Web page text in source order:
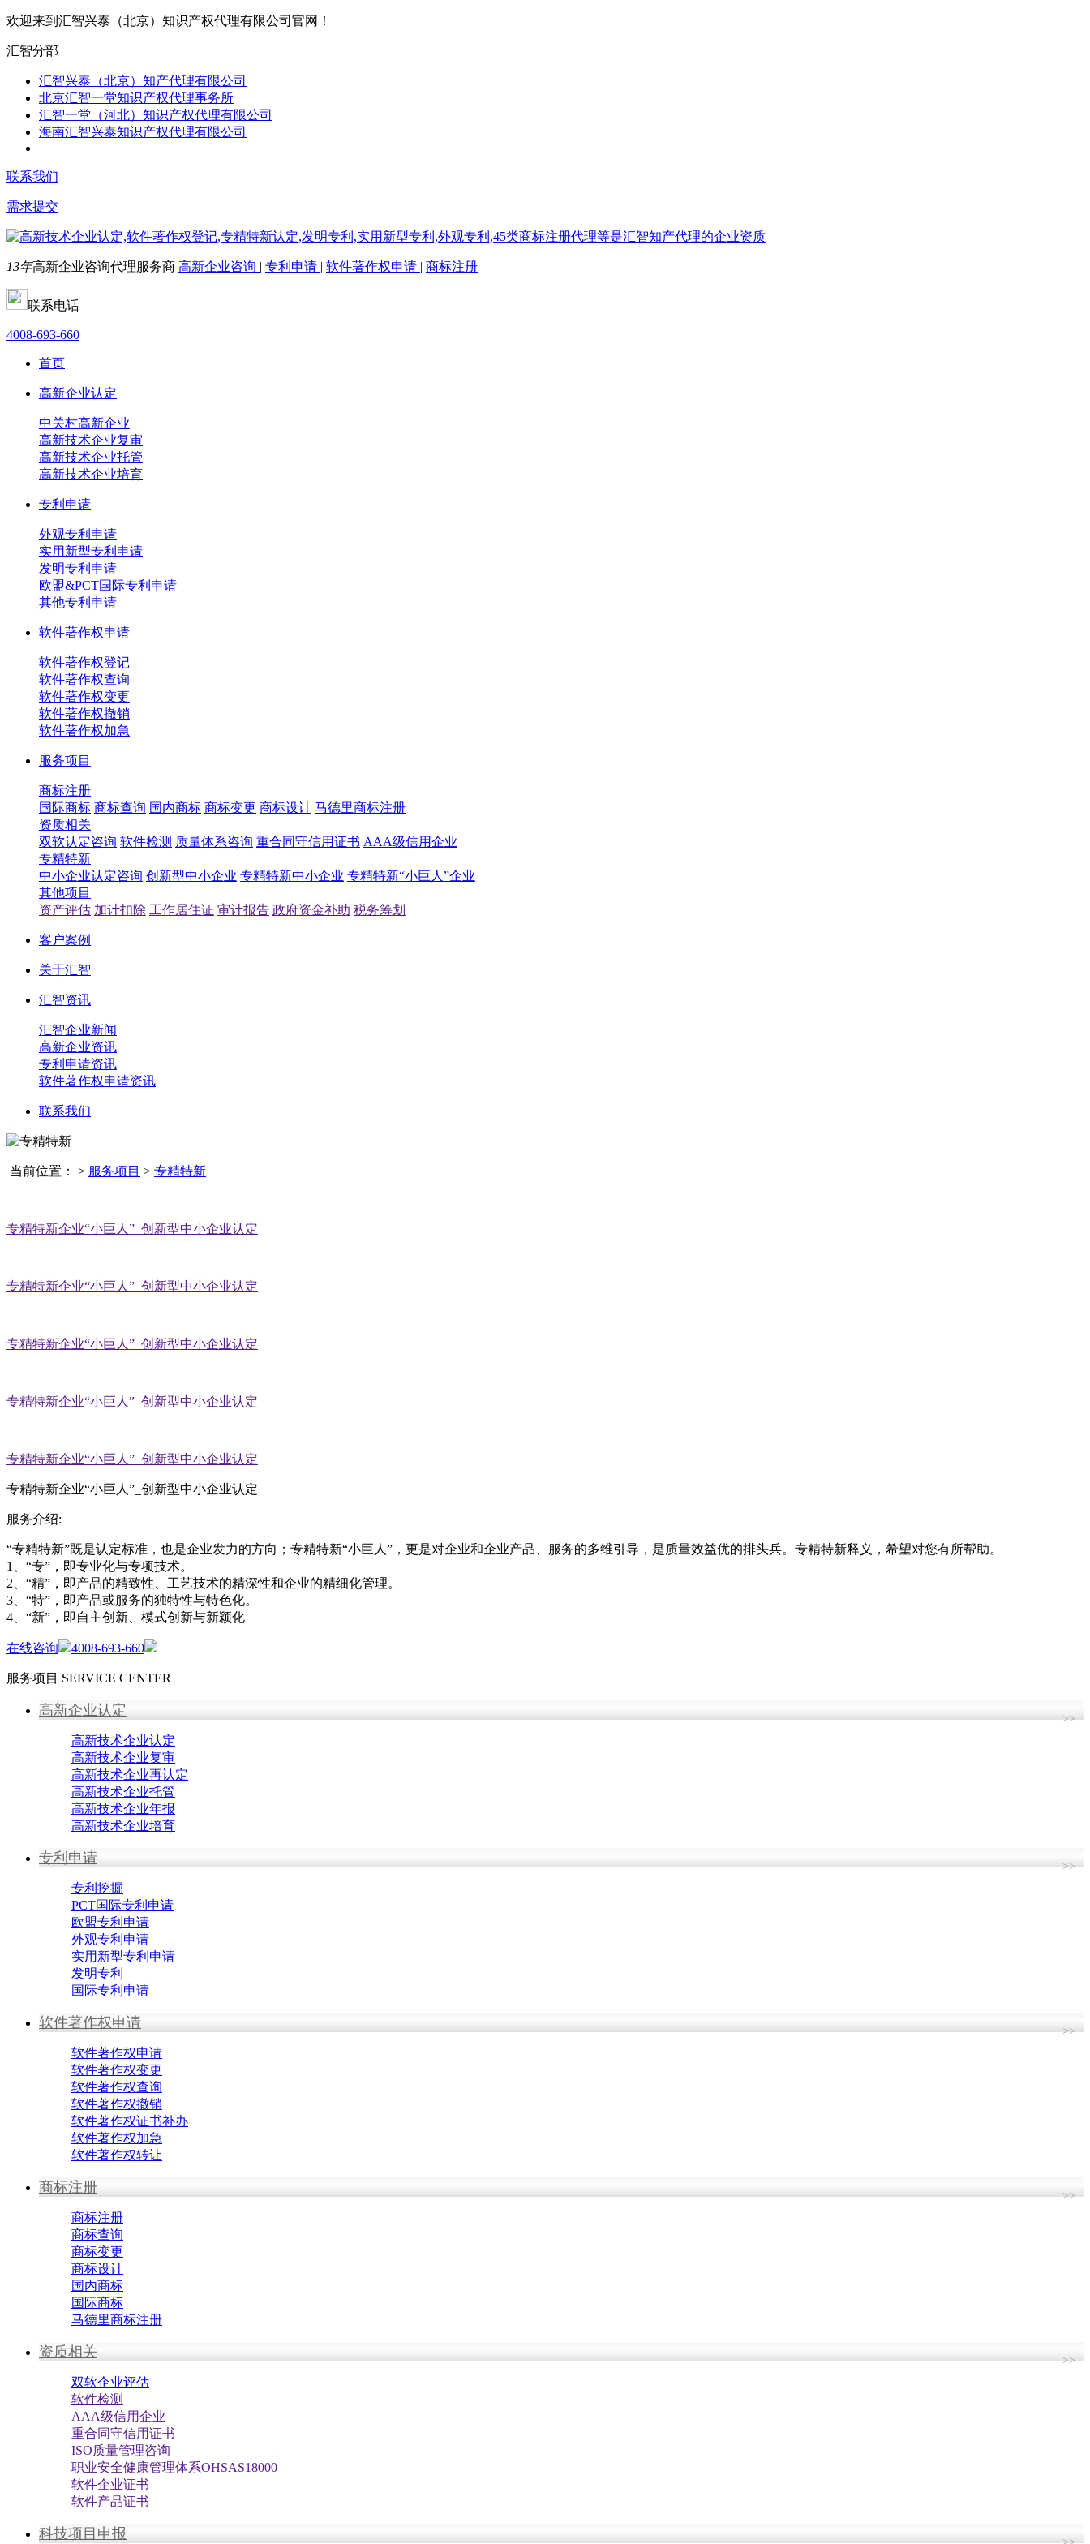
欢迎来到汇智兴泰（北京）知识产权代理有限公司官网！
汇智分部
汇智兴泰（北京）知产代理有限公司
北京汇智一堂知识产权代理事务所
汇智一堂（河北）知识产权代理有限公司
海南汇智兴泰知识产权代理有限公司
联系我们
需求提交
13年高新企业咨询代理服务商 高新企业咨询 | 专利申请 | 软件著作权申请 | 商标注册
联系电话
4008-693-660
首页
高新企业认定
中关村高新企业
高新技术企业复审
高新技术企业托管
高新技术企业培育
专利申请
外观专利申请
实用新型专利申请
发明专利申请
欧盟&PCT国际专利申请
其他专利申请
软件著作权申请
软件著作权登记
软件著作权查询
软件著作权变更
软件著作权撤销
软件著作权加急
服务项目
商标注册
国际商标 商标查询 国内商标 商标变更 商标设计 马德里商标注册
资质相关
双软认定咨询 软件检测 质量体系咨询 重合同守信用证书 AAA级信用企业
专精特新
中小企业认定咨询 创新型中小企业 专精特新中小企业 专精特新“小巨人”企业
其他项目
资产评估 加计扣除 工作居住证 审计报告 政府资金补助 税务筹划
客户案例
关于汇智
汇智资讯
汇智企业新闻
高新企业资讯
专利申请资讯
软件著作权申请资讯
联系我们
当前位置： > 服务项目 > 专精特新
专精特新企业“小巨人”_创新型中小企业认定
专精特新企业“小巨人”_创新型中小企业认定
专精特新企业“小巨人”_创新型中小企业认定
专精特新企业“小巨人”_创新型中小企业认定
专精特新企业“小巨人”_创新型中小企业认定
专精特新企业“小巨人”_创新型中小企业认定
服务介绍:
“专精特新”既是认定标准，也是企业发力的方向；专精特新“小巨人”，更是对企业和企业产品、服务的多维引导，是质量效益优的排头兵。专精特新释义，希望对您有所帮助。
1、“专”，即专业化与专项技术。
2、“精”，即产品的精致性、工艺技术的精深性和企业的精细化管理。
3、“特”，即产品或服务的独特性与特色化。
4、“新”，即自主创新、模式创新与新颖化
在线咨询 4008-693-660
服务项目 SERVICE CENTER
高新企业认定
>>
高新技术企业认定
高新技术企业复审
高新技术企业再认定
高新技术企业托管
高新技术企业年报
高新技术企业培育
专利申请
>>
专利挖掘
PCT国际专利申请
欧盟专利申请
外观专利申请
实用新型专利申请
发明专利
国际专利申请
软件著作权申请
>>
软件著作权申请
软件著作权变更
软件著作权查询
软件著作权撤销
软件著作权证书补办
软件著作权加急
软件著作权转让
商标注册
>>
商标注册
商标查询
商标变更
商标设计
国内商标
国际商标
马德里商标注册
资质相关
>>
双软企业评估
软件检测
AAA级信用企业
重合同守信用证书
ISO质量管理咨询
职业安全健康管理体系OHSAS18000
软件企业证书
软件产品证书
科技项目申报